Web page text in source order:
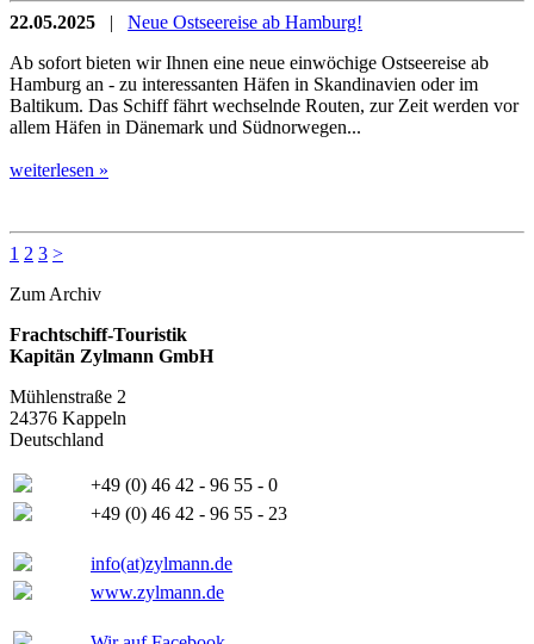
22.05.2025 | Neue Ostseereise ab Hamburg!
Ab sofort bieten wir Ihnen eine neue einwöchige Ostseereise ab
Hamburg an - zu interessanten Häfen in Skandinavien oder im
Baltikum. Das Schiff fährt wechselnde Routen, zur Zeit werden vor
allem Häfen in Dänemark und Südnorwegen...
weiterlesen »
1 2 3 >
Zum Archiv
Frachtschiff-Touristik
Kapitän Zylmann GmbH
Mühlenstraße 2
24376 Kappeln
Deutschland
+49 (0) 46 42 - 96 55 - 0
+49 (0) 46 42 - 96 55 - 23
info(at)zylmann.de
www.zylmann.de